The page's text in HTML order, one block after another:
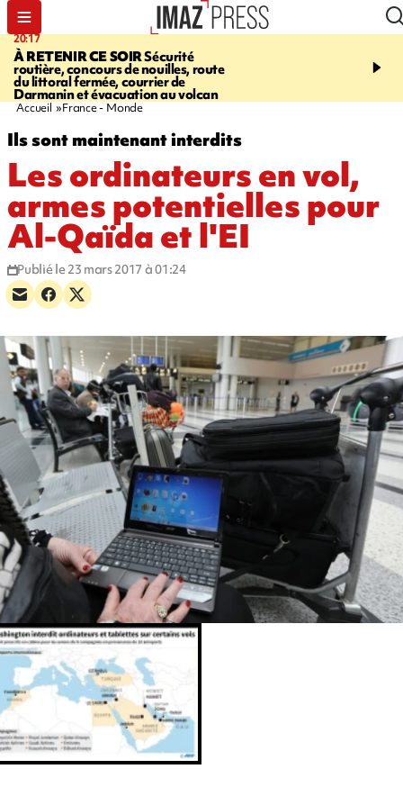
20:17
À RETENIR CE SOIRSécurité
routière, concours de nouilles, route
du littoral fermée, courrier de
Darmanin et évacuation au volcan
08:26
rencontre d'un géant
Accueil France - Monde
Ils sont maintenant interdits
Les ordinateurs en vol,
armes potentielles pour
Al-Qaïda et l'EI
Publié le 23 mars 2017 à 01:24